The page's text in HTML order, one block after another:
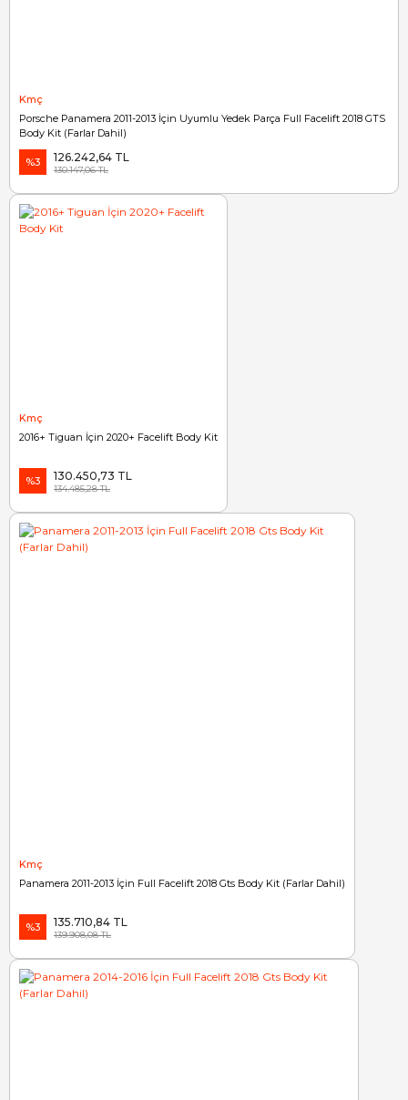
Kmç
Porsche Panamera 2011-2013 İçin Uyumlu Yedek Parça Full Facelift 2018 GTS
Body Kit (Farlar Dahil)
%3 126.242,64 TL
130.147,06 TL
Kmç
2016+ Tiguan İçin 2020+ Facelift Body Kit
%3 130.450,73 TL
134.485,28 TL
Kmç
Panamera 2011-2013 İçin Full Facelift 2018 Gts Body Kit (Farlar Dahil)
%3 135.710,84 TL
139.908,08 TL